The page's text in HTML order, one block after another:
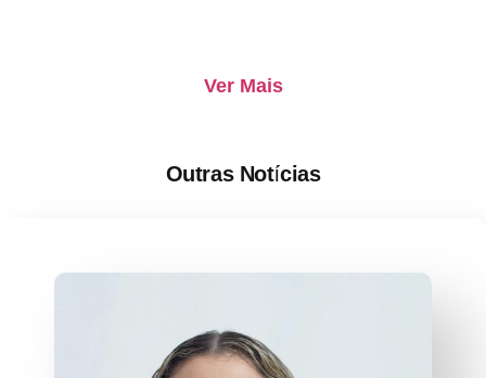
Ver Mais
Outras Notícias